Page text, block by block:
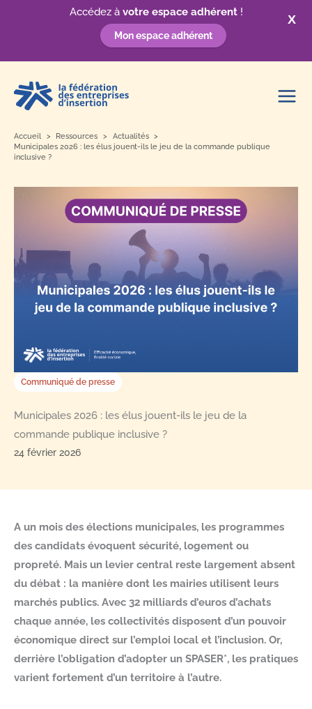
X
Accédez à votre espace adhérent!
Mon espace adhérent
contenu
Accueil Ressources
Actualités
Municipales 2026 : les élus jouent-ils le jeu de la commande publique
inclusive ?
Communiqué de presse
Municipales 2026 : les élus jouent-ils le jeu de la
commande publique inclusive ?
24 février 2026
A un mois des élections municipales, les programmes
des candidats évoquent sécurité, logement ou
propreté. Mais un levier central reste largement absent
du débat : la manière dont les mairies utilisent leurs
marchés publics. Avec 32 milliards d’euros d’achats
chaque année, les collectivités disposent d’un pouvoir
économique direct sur l’emploi local et l’inclusion. Or,
derrière l’obligation d’adopter un SPASER*, les pratiques
varient fortement d’un territoire à l’autre.